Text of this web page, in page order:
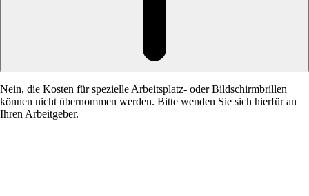
Nein, die Kosten für spezielle Arbeitsplatz- oder Bildschirmbrillen
können nicht übernommen werden. Bitte wenden Sie sich hierfür an
Ihren Arbeitgeber.